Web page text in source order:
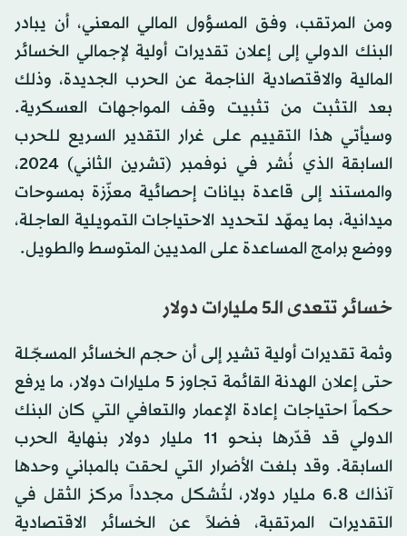
ومن المرتقب، وفق المسؤول المالي المعني، أن يبادر
البنك الدولي إلى إعلان تقديرات أولية لإجمالي الخسائر
المالية والاقتصادية الناجمة عن الحرب الجديدة، وذلك
بعد التثبت من تثبيت وقف المواجهات العسكرية.
وسيأتي هذا التقييم على غرار التقدير السريع للحرب
السابقة الذي نُشر في نوفمبر (تشرين الثاني) 2024،
والمستند إلى قاعدة بيانات إحصائية معزّزة بمسوحات
ميدانية، بما يمهّد لتحديد الاحتياجات التمويلية العاجلة،
ووضع برامج المساعدة على المديين المتوسط والطويل.
خسائر تتعدى الـ5 مليارات دولار
وثمة تقديرات أولية تشير إلى أن حجم الخسائر المسجّلة
حتى إعلان الهدنة القائمة تجاوز 5 مليارات دولار، ما يرفع
حكماً احتياجات إعادة الإعمار والتعافي التي كان البنك
الدولي قد قدّرها بنحو 11 مليار دولار بنهاية الحرب
السابقة. وقد بلغت الأضرار التي لحقت بالمباني وحدها
آنذاك 6.8 مليار دولار، لتُشكل مجدداً مركز الثقل في
التقديرات المرتقبة، فضلاً عن الخسائر الاقتصادية